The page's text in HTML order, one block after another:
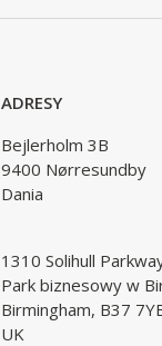
ADRESY
Bejlerholm 3B
9400 Nørresundby
Dania
1310 Solihull
Park biznesowy w
Birmingham, B37
UK